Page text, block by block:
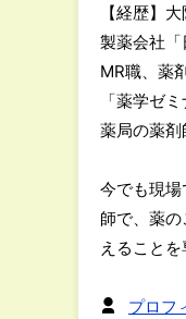
【経歴】
製薬会社
MR職、薬
「薬学ゼ
薬局の薬剤
今でも現場
師で、薬
えることを
プロフ